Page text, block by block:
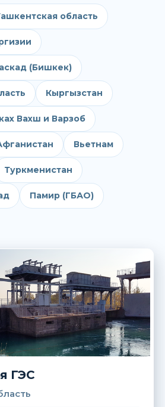
область
(Бишкек)
Кыргызстан
Вахш и Варзоб
Вьетнам
Туркменистан
Памир (ГБАО)
ГЭС